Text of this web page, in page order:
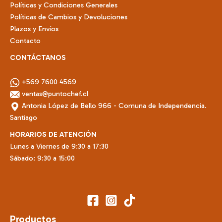
producto
Políticas y Condiciones Generales
Políticas de Cambios y Devoluciones
Plazos y Envíos
Contacto
CONTÁCTANOS
+569 7600 4569
ventas@puntochef.cl
Antonia López de Bello 966 - Comuna de Independencia.
Santiago
HORARIOS DE ATENCIÓN
Lunes a Viernes de 9:30 a 17:30
Sábado: 9:30 a 15:00
Productos